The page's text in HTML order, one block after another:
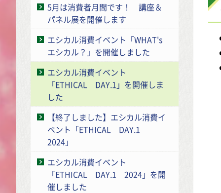
5月は消費者月間です！ 講座＆
パネル展を開催します
エシカル消費イベント「WHAT's
エシカル？」を開催しました
エシカル消費イベント
「ETHICAL DAY.1」を開催しま
した
【終了しました】エシカル消費イ
ベント「ETHICAL DAY.1
2024」
エシカル消費イベント
「ETHICAL DAY.1 2024」を開
催しました